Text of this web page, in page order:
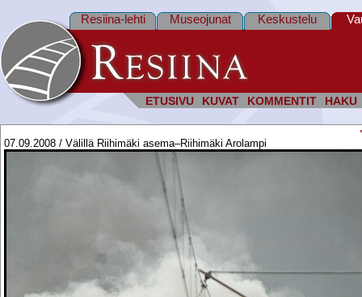
ETUSIVU KUVAT KOMMENTIT HAKU
Resiina-lehti Museojunat Keskustelu
07.09.2008 / Välillä Riihimäki asema–Riihimäki Arolampi